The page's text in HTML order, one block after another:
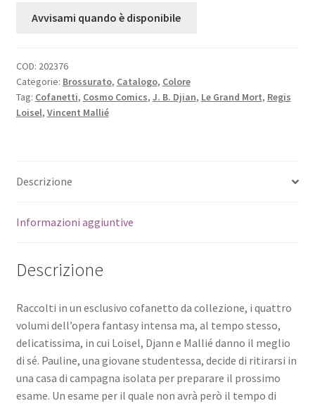
Avvisami quando è disponibile
COD: 202376
Categorie: Brossurato, Catalogo, Colore
Tag: Cofanetti, Cosmo Comics, J. B. Djian, Le Grand Mort, Regis
Loisel, Vincent Mallié
Descrizione
Informazioni aggiuntive
Descrizione
Raccolti in un esclusivo cofanetto da collezione, i quattro
volumi dell’opera fantasy intensa ma, al tempo stesso,
delicatissima, in cui Loisel, Djann e Mallié danno il meglio
di sé. Pauline, una giovane studentessa, decide di ritirarsi in
una casa di campagna isolata per preparare il prossimo
esame. Un esame per il quale non avrà però il tempo di